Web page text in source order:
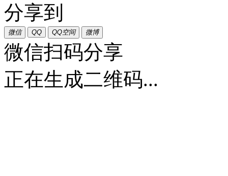
分享到
微信 QQ QQ空间 微博
微信扫码分享
正在生成二维码...